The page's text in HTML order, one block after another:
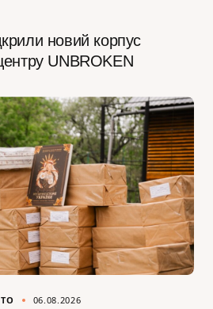
новий корпус
UNBROKEN
06.08.2026